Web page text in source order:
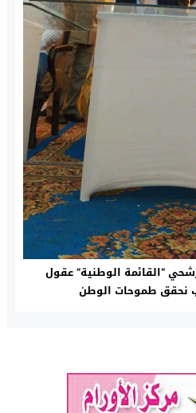
“القائمة الوطنية” عقول
نحقق طموحات الوطن